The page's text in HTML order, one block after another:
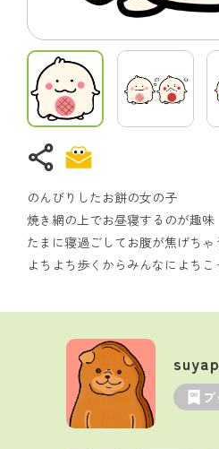
share
のんびりしたお餅の女の子
焼き網の上でお昼寝するのが趣味
たまに寝過ごしてお腹が焦げちゃ
よちよち歩くからみんなによちこ